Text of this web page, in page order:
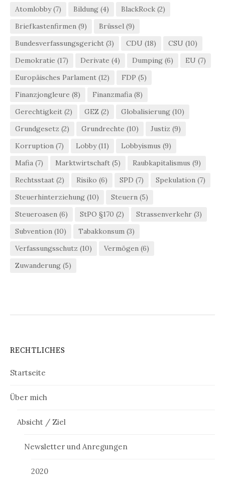
Atomlobby(7) Bildung (4) BlackRock (2)
Briefkastenfirmen (9) Brüssel (9)
Bundesverfassungsgericht (3) CDU (18) CSU (10)
Demokratie (17) Derivate (4) Dumping (6) EU (7)
Europäisches Parlament (12) FDP (5)
Finanzjongleure (8) Finanzmafia (8)
Gerechtigkeit (2) GEZ (2) Globalisierung (10)
Grundgesetz (2) Grundrechte (10) Justiz (9)
Korruption (7) Lobby(11) Lobbyismus (9)
Mafia (7) Marktwirtschaft (5) Raubkapitalismus (9)
Rechtsstaat (2) Risiko (6) SPD (7) Spekulation (7)
Steuerhinterziehung (10) Steuern (5)
Steueroasen (6) StPO §170 (2) Strassenverkehr (3)
Subvention (10) Tabakkonsum (3)
Verfassungsschutz (10) Vermögen (6)
Zuwanderung (5)
RECHTLICHES
Startseite
Über mich
Absicht / Ziel
Newsletter und Anregungen
2020